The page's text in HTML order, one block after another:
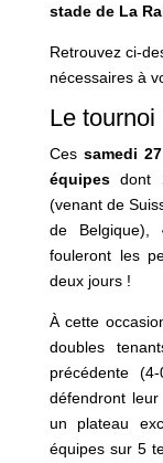
stade de La
Retrouvez ci-
nécessaires à
Le tournoi
Cessamedi
équipesdont
(venant de
de Belgique),
fouleront les
deux jours !
À cette
doubles
précédente
défendront
un plateau
équipes sur 5